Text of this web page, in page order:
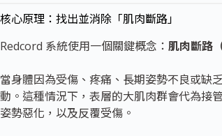
核心原理：找出並消除「肌肉斷路」
Redcord 系統使用一個關鍵概念： 肌肉斷路
當身體因為受傷、疼痛、長期姿勢不良或缺
動。這種情況下，表層的大肌肉群會代為
姿勢惡化，以及反覆受傷。